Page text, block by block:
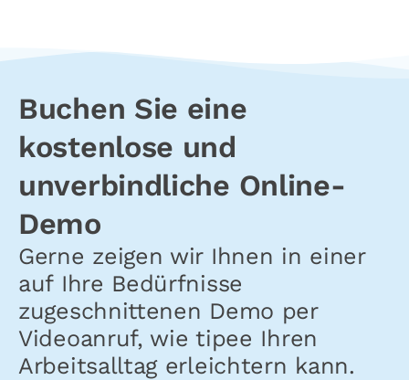
Buchen Sie eine
kostenlose und
unverbindliche Online-
Demo
Gerne zeigen wir Ihnen in einer
auf Ihre Bedürfnisse
zugeschnittenen Demo per
Videoanruf, wie tipee Ihren
Arbeitsalltag erleichtern kann.